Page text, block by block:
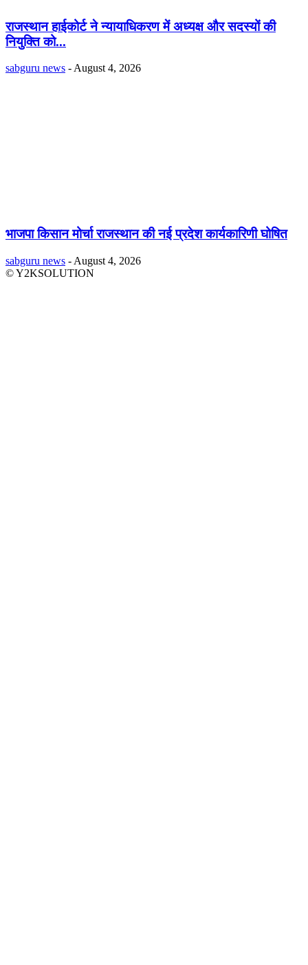
राजस्थान हाईकोर्ट ने न्यायाधिकरण में अध्यक्ष और सदस्यों की
नियुक्ति को...
sabguru news - August 4, 2026
भाजपा किसान मोर्चा राजस्थान की नई प्रदेश कार्यकारिणी घोषित
sabguru news - August 4, 2026
© Y2KSOLUTION